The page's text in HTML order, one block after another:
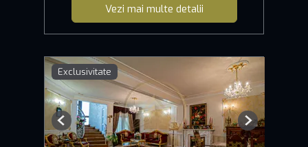
Vezi mai multe detalii
Exclusivitate
Previous Next